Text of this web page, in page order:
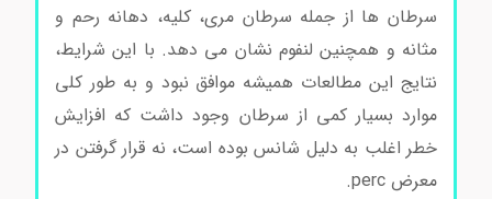
سرطان ها از جمله سرطان مری، کلیه، دهانه رحم و
مثانه و همچنین لنفوم نشان می دهد. با این شرایط،
نتایج این مطالعات همیشه موافق نبود و به طور کلی
موارد بسیار کمی از سرطان وجود داشت که افزایش
خطر اغلب به دلیل شانس بوده است، نه قرار گرفتن در
معرض perc.
خرید پرکلرواتیلن